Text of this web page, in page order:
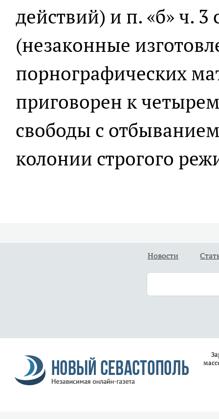
действий) и п. «б» ч. 3
(незаконные
порнографических
приговорен к
свободы с
колонии строгого
Новости